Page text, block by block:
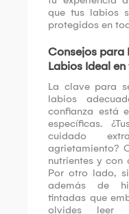
que tus labios
protegidos en
Consejos para
Labios Ideal
La clave para
labios
confianza está
específicas.
cuidado
agrietamiento?
nutrientes y con
Por otro lado,
además de
tintadas que
olvides leer